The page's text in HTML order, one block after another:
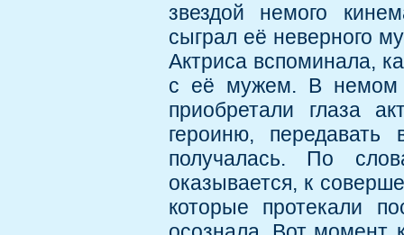
звездой немого
сыграл её неверного
Актриса вспоминала,
с её мужем. В немом
приобретали глаза
героиню,
получалась. По
оказывается, к
которые протекали